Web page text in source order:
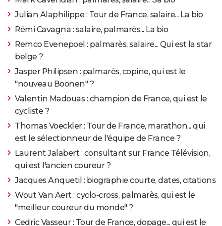
Julian Alaphilippe : Tour de France, salaire... La bio
Rémi Cavagna : salaire, palmarès... La bio
Remco Evenepoel : palmarès, salaire... Qui est la star
belge ?
Jasper Philipsen : palmarès, copine, qui est le
"nouveau Boonen" ?
Valentin Madouas : champion de France, qui est le
cycliste ?
Thomas Voeckler : Tour de France, marathon... qui
est le sélectionneur de l'équipe de France ?
Laurent Jalabert : consultant sur France Télévision,
qui est l'ancien coureur ?
Jacques Anquetil : biographie courte, dates, citations
Wout Van Aert : cyclo-cross, palmarès, qui est le
"meilleur coureur du monde" ?
Cedric Vasseur : Tour de France, dopage... qui est le